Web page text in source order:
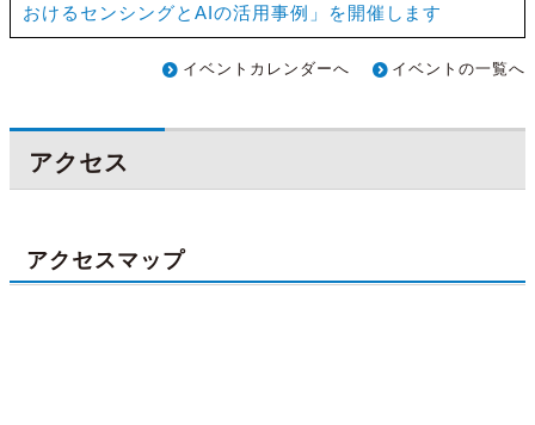
おけるセンシングとAIの活用事例」を開催します
イベントカレンダーへ イベントの一覧へ
アクセス
アクセスマップ